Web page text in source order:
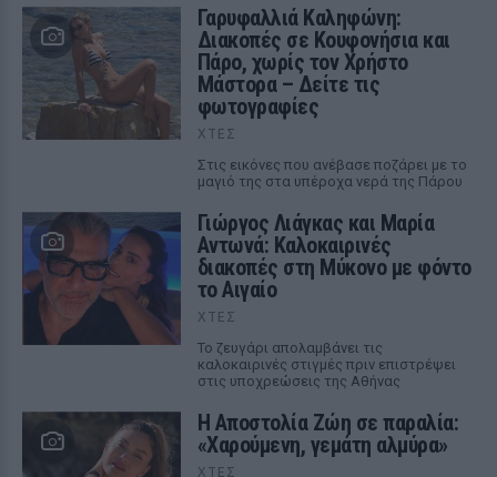
Γαρυφαλλιά Καληφώνη:
Διακοπές σε Κουφονήσια και
Πάρο, χωρίς τον Χρήστο
Μάστορα – Δείτε τις
φωτογραφίες
ΧΤΕΣ
Στις εικόνες που ανέβασε ποζάρει με το
μαγιό της στα υπέροχα νερά της Πάρου
Γιώργος Λιάγκας και Μαρία
Αντωνά: Καλοκαιρινές
διακοπές στη Μύκονο με φόντο
το Αιγαίο
ΧΤΕΣ
Το ζευγάρι απολαμβάνει τις
καλοκαιρινές στιγμές πριν επιστρέψει
στις υποχρεώσεις της Αθήνας
Η Αποστολία Ζώη σε παραλία:
«Χαρούμενη, γεμάτη αλμύρα»
ΧΤΕΣ